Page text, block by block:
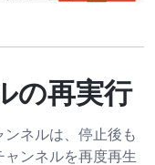
の再実行
ネルは、停止後も
ンネルを再度再生